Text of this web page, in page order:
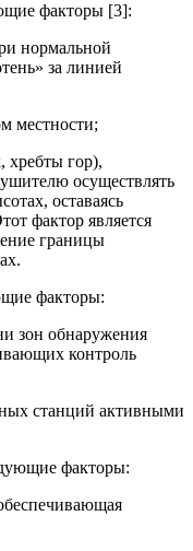
факторы [3]:
нормальной
за линией
местности;
хребты гор),
осуществлять
оставаясь
фактор является
границы
факторы:
зон обнаружения
контроль
станций активными
факторы: